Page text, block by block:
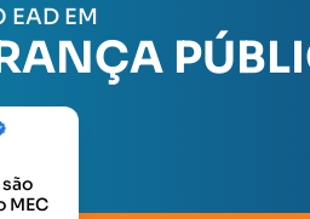
EAD EM
MEC